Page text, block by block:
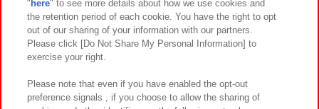
関連会社 サステナビリティ サイトポリシー
プライバシーポリシー ウェブアクセシビリティ方針と検証結果
お取引先さまとともに
カスタマーハラスメント対応方針 よくあるご質問・お問い合わせ
" here" to see more details about how we use cookies and
the retention period of each cookie. You have the right to opt
out of our sharing of your information with our partners.
Please click [Do Not Share My Personal Information] to
exercise your right.
Please note that even if you have enabled the opt-out
preference signals , if you choose to allow the sharing of